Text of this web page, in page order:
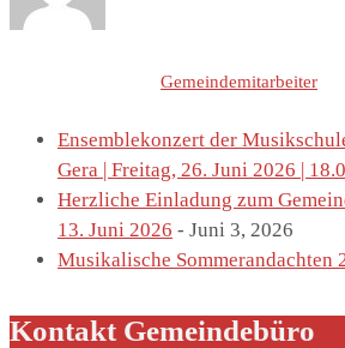
Gemeindemitarbeiter
Ensemblekonzert der
Gera | Freitag, 26. Juni 2026 |
Herzliche Einladung zum
13. Juni 2026 - Juni 3, 2026
Musikalische Sommerandachten
Kontakt Gemeindebüro